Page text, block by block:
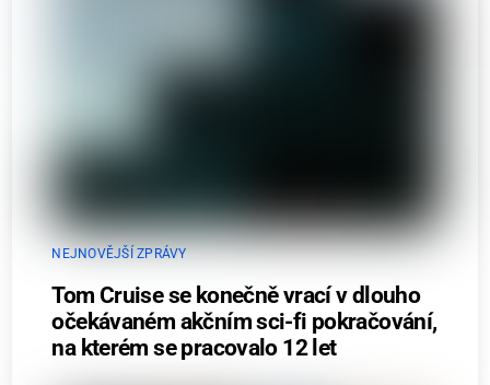
NEJNOVĚJŠÍ ZPRÁVY
Tom Cruise se konečně vrací v dlouho
očekávaném akčním sci-fi pokračování,
na kterém se pracovalo 12 let